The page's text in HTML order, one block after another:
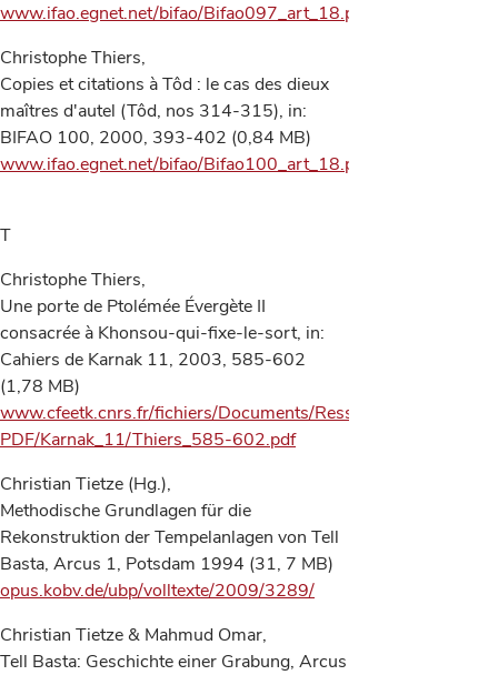
www.ifao.egnet.net/bifao/Bifao097_art_18.pdf
Christophe Thiers,
Copies et citations à Tôd : le cas des dieux
maîtres d'autel (Tôd, nos 314-315), in:
BIFAO 100, 2000, 393-402 (0,84 MB)
www.ifao.egnet.net/bifao/Bifao100_art_18.pdf
T
Christophe Thiers,
Une porte de Ptolémée Évergète II
consacrée à Khonsou-qui-fixe-le-sort, in:
Cahiers de Karnak 11, 2003, 585-602
(1,78 MB)
www.cfeetk.cnrs.fr/fichiers/Documents/Ressources-
PDF/Karnak_11/Thiers_585-602.pdf
Christian Tietze (Hg.),
Methodische Grundlagen für die
Rekonstruktion der Tempelanlagen von Tell
Basta, Arcus 1, Potsdam 1994 (31, 7 MB)
opus.kobv.de/ubp/volltexte/2009/3289/
Christian Tietze & Mahmud Omar,
Tell Basta: Geschichte einer Grabung, Arcus